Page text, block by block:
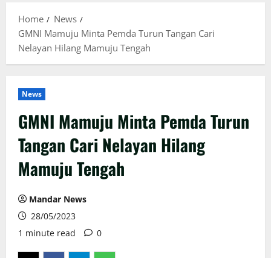
Home
News
GMNI Mamuju Minta Pemda Turun Tangan Cari
Nelayan Hilang Mamuju Tengah
News
GMNI Mamuju Minta Pemda Turun
Tangan Cari Nelayan Hilang
Mamuju Tengah
Mandar News
28/05/2023
1 minute read
0